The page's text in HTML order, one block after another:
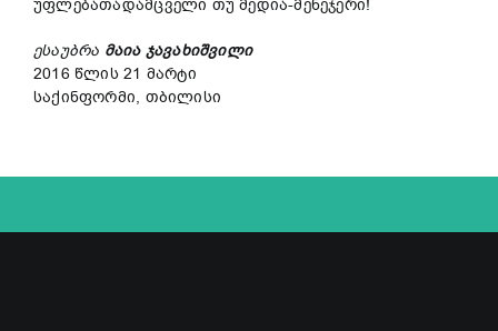
უფლებათადამცველი თუ მედია-მენეჯერი!
ესაუბრა მაია ჯავახიშვილი
2016 წლის 21 მარტი
საქინფორმი, თბილისი